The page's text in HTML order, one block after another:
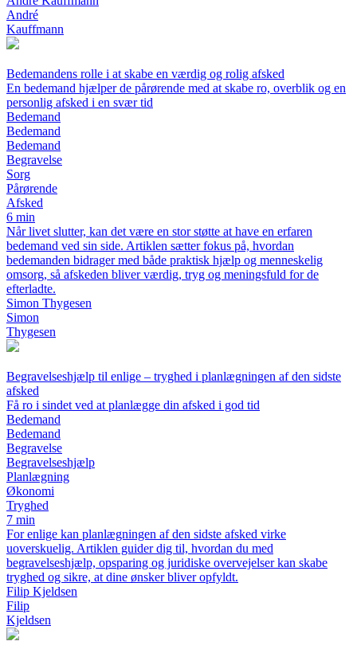
André
Kauffmann
Bedemandens rolle i at skabe en værdig og rolig afsked
En bedemand hjælper de pårørende med at skabe ro, overblik og en
personlig afsked i en svær tid
Bedemand
Bedemand
Bedemand
Begravelse
Sorg
Pårørende
Afsked
6 min
Når livet slutter, kan det være en stor støtte at have en erfaren
bedemand ved sin side. Artiklen sætter fokus på, hvordan
bedemanden bidrager med både praktisk hjælp og menneskelig
omsorg, så afskeden bliver værdig, tryg og meningsfuld for de
efterladte.
Simon Thygesen
Simon
Thygesen
Begravelseshjælp til enlige – tryghed i planlægningen af den sidste
afsked
Få ro i sindet ved at planlægge din afsked i god tid
Bedemand
Bedemand
Begravelse
Begravelseshjælp
Planlægning
Økonomi
Tryghed
7 min
For enlige kan planlægningen af den sidste afsked virke
uoverskuelig. Artiklen guider dig til, hvordan du med
begravelseshjælp, opsparing og juridiske overvejelser kan skabe
tryghed og sikre, at dine ønsker bliver opfyldt.
Filip Kjeldsen
Filip
Kjeldsen